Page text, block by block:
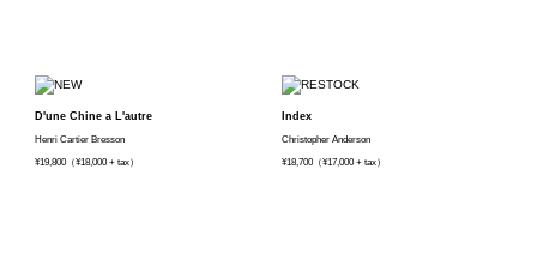
D'une Chine a L'autre
Henri Cartier Bresson
¥19,800（¥18,000 + tax）
Index
Christopher Anderson
¥18,700（¥17,000 + tax）